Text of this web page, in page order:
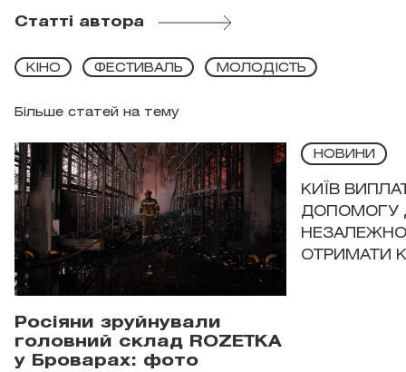
Статті автора
Більше статей на тему
КІНО ФЕСТИВАЛЬ МОЛОДІСТЬ
Росіяни зруйнували
головний склад ROZETKA
у Броварах: фото
НОВИНИ
КИЇВ
ДОПОМОГУ
ОТРИМАТИ